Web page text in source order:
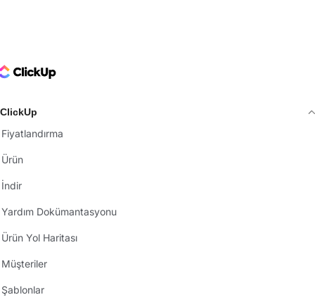
Logo
ClickUp
Fiyatlandırma
Ürün
İndir
Yardım Dokümantasyonu
Ürün Yol Haritası
Müşteriler
Şablonlar